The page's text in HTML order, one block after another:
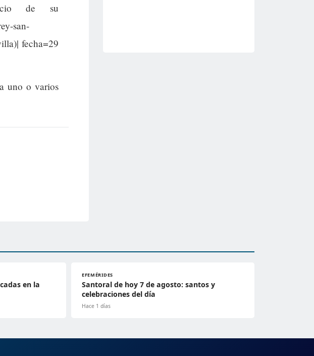
de su
san-
fecha=29
uno o varios
en la
EFEMÉRIDES
Santoral de hoy 7 de agosto: santos y
celebraciones del día
Hace 1 días